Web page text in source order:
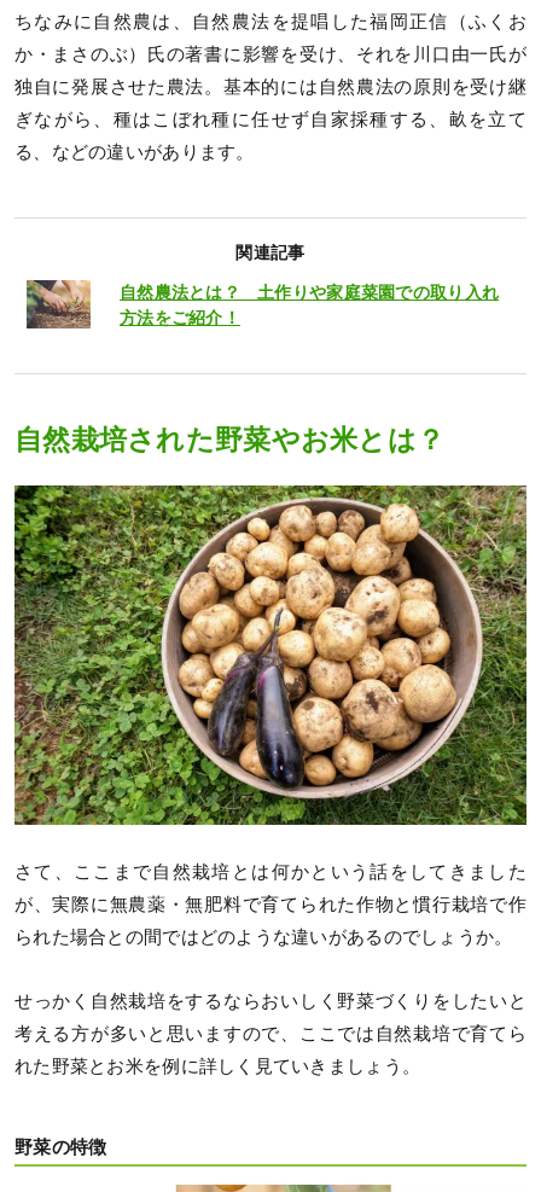
ちなみに自然農は、自然農法を提唱した福岡正信（ふくお
か・まさのぶ）氏の著書に影響を受け、それを川口由一氏が
独自に発展させた農法。基本的には自然農法の原則を受け継
ぎながら、種はこぼれ種に任せず自家採種する、畝を立て
る、などの違いがあります。
関連記事
自然農法とは？ 土作りや家庭菜園での取り入れ
方法をご紹介！
自然栽培された野菜やお米とは？
さて、ここまで自然栽培とは何かという話をしてきました
が、実際に無農薬・無肥料で育てられた作物と慣行栽培で作
られた場合との間ではどのような違いがあるのでしょうか。
せっかく自然栽培をするならおいしく野菜づくりをしたいと
考える方が多いと思いますので、ここでは自然栽培で育てら
れた野菜とお米を例に詳しく見ていきましょう。
野菜の特徴